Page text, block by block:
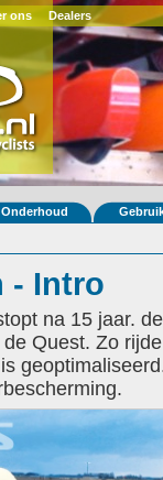
ons Dealers
Onderhoud
- Intro
na 15 jaar.
Quest. Zo